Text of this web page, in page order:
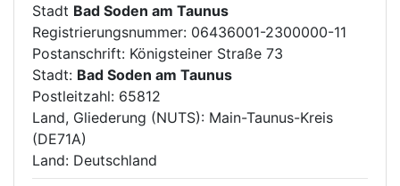
Stadt Bad Soden am Taunus
Registrierungsnummer: 06436001-2300000-11
Postanschrift: Königsteiner Straße 73
Stadt: Bad Soden am Taunus
Postleitzahl: 65812
Land, Gliederung (NUTS): Main-Taunus-Kreis
(DE71A)
Land: Deutschland